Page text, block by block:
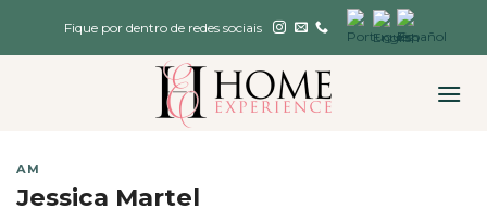
Fique por dentro de redes sociais
AM
Jessica Martel